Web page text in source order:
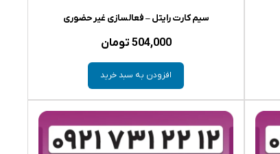
سیم کارت رایتل – فعالسازی غیر حضوری
504,000 تومان
افزودن به سبد خرید